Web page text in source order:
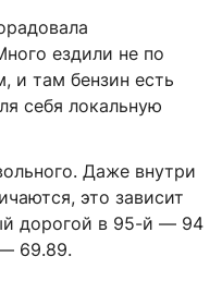
ездили не по
и там бензин есть
себя локальную
Даже внутри
это зависит
дорогой в 95-й — 94
69.89.